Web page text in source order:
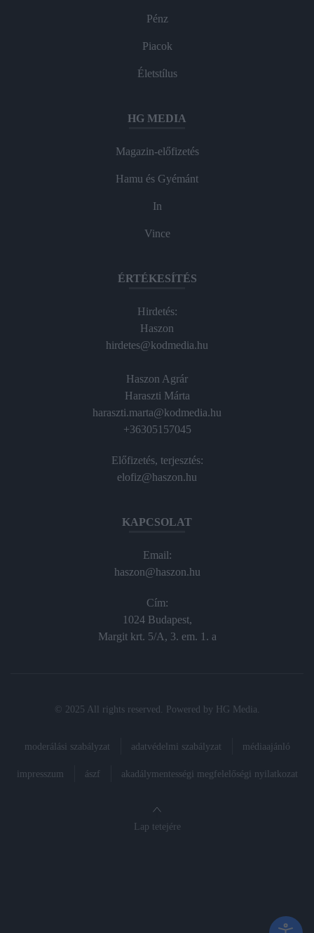
Pénz
Piacok
Életstílus
HG MEDIA
Magazin-előfizetés
Hamu és Gyémánt
In
Vince
ÉRTÉKESÍTÉS
Hirdetés:
Haszon
hirdetes@kodmedia.hu
Haszon Agrár
Haraszti Márta
haraszti.marta@kodmedia.hu
+36305157045
Előfizetés, terjesztés:
elofiz@haszon.hu
KAPCSOLAT
Email:
haszon@haszon.hu
Cím:
1024 Budapest,
Margit krt. 5/A, 3. em. 1. a
© 2025 All rights reserved. Powered by HG Media
moderálási szabályzat adatvédelmi szabályzat médiaajánló
impresszum ászf akadálymentességi megfelelőségi nyilatkozat
Lap tetejére